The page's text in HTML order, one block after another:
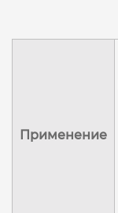
Применение